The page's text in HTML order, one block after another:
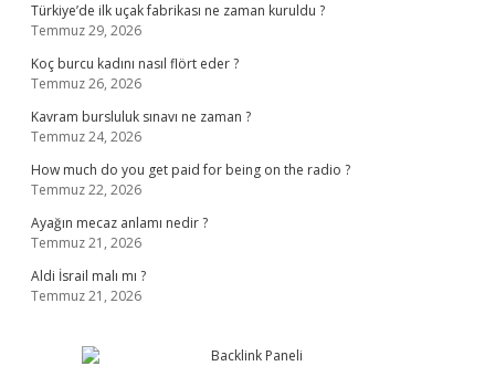
Türkiye’de ilk uçak fabrikası ne zaman kuruldu ?
Temmuz 29, 2026
Koç burcu kadını nasıl flört eder ?
Temmuz 26, 2026
Kavram bursluluk sınavı ne zaman ?
Temmuz 24, 2026
How much do you get paid for being on the radio ?
Temmuz 22, 2026
Ayağın mecaz anlamı nedir ?
Temmuz 21, 2026
Aldi İsrail malı mı ?
Temmuz 21, 2026